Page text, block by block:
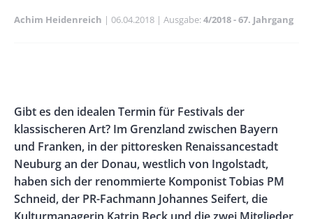
Achim Heidenreich Publikationsdatum
06.04.2018 Ausgabe 4/2018 - 67. Jahrgang
Left
Rectangle
Right
Body
Gibt es den idealen Termin für Festivals der
klassischeren Art? Im Grenzland zwischen Bayern
und Franken, in der pittoresken Renaissancestadt
Neuburg an der Donau, westlich von Ingolstadt,
haben sich der renommierte Komponist Tobias PM
Schneid, der PR-Fachmann Johannes Seifert, die